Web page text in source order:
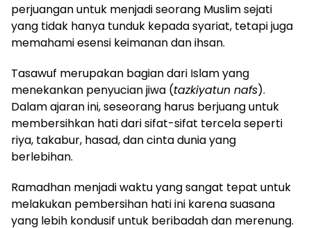
perjuangan untuk menjadi seorang Muslim sejati
yang tidak hanya tunduk kepada syariat, tetapi juga
memahami esensi keimanan dan ihsan.
Tasawuf merupakan bagian dari Islam yang
menekankan penyucian jiwa (tazkiyatun nafs).
Dalam ajaran ini, seseorang harus berjuang untuk
membersihkan hati dari sifat-sifat tercela seperti
riya, takabur, hasad, dan cinta dunia yang
berlebihan.
Ramadhan menjadi waktu yang sangat tepat untuk
melakukan pembersihan hati ini karena suasana
yang lebih kondusif untuk beribadah dan merenung.